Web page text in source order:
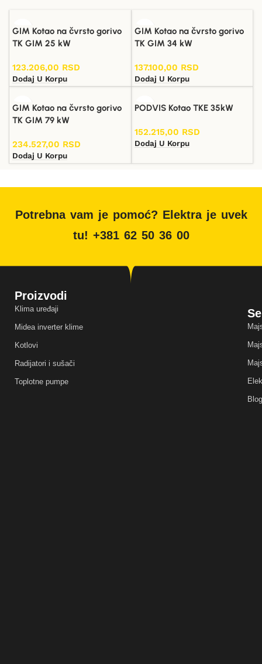
GIM Kotao na čvrsto gorivo
TK GIM 25 kW
123.206,00 RSD
Dodaj U Korpu
GIM Kotao na čvrsto gorivo
TK GIM 34 kW
137.100,00 RSD
Dodaj U Korpu
GIM Kotao na čvrsto gorivo
TK GIM 79 kW
234.527,00 RSD
Dodaj U Korpu
PODVIS Kotao TKE 35kW
152.215,00 RSD
Dodaj U Korpu
Potrebna vam je pomoć? Elektra je uvek
tu! +381 62 50 36 00
Proizvodi
Klima uređaji
Midea inverter klime
Kotlovi
Radijatori i sušači
Toplotne pumpe
Blog